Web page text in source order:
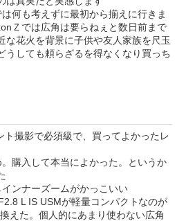
何も考えずに最初から揃えに行きま
Ｚでは広角は要らねぇと数日前まで
な花火を背景に子供や友人家族を尺玉
うしても頼らざるを得なくなり買っち
撮影で必須級で、買ってよかったレ
購入して本当によかった。というか
ンナーズームがかっこいい
L IS USMが軽量コンパクトなのが
えた。個人的にあまり使わない広角